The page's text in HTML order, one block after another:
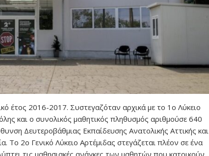
έτος 2016-2017. Συστεγαζόταν αρχικά με το 1ο Λύκειο
και ο συνολικός μαθητικός πληθυσμός αριθμούσε 640
Δευτεροβάθμιας Εκπαίδευσης Ανατολικής Αττικής και
Το 2ο Γενικό Λύκειο Αρτέμιδας στεγάζεται πλέον σε ένα